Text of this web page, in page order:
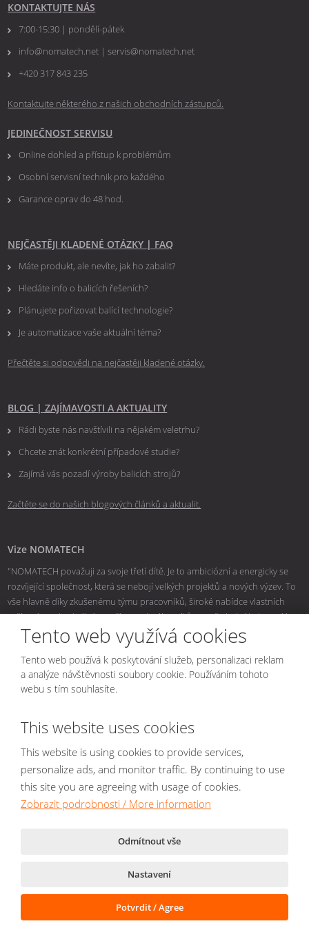
KONTAKTUJTE NÁS
7:00-15:30 | pondělí-pátek
info@nomatech.net | servis@nomatech.net
+420 317 843 235
Kontaktujte některého z našich obchodních zástupců.
JEDINEČNOST SERVISU
Online dohled a přístup k problémům
Osobní servisní technik pro každého
Garance oprav do 48 hod.
NEJČASTĚJI KLADENÉ OTÁZKY | FAQ
Máte produkt, ale nevíte, jak ho zabalit?
Hledáte info o balicích řešeních?
Plánujete pořizovat balící technologie?
Je automatizace vaše aktuální téma?
Přečtěte si odpovědi na nejčastěji kladené otázky.
BLOG | ZAJÍMAVOSTI A AKTUALITY
Rádi byste nás navštívili na nějakém veletrhu?
Chcete znát konkrétní případové studie?
Zajímá vás pozadí výroby balicích strojů?
Začtěte se do našich blogových článků a aktualit.
Vize NOMATECH
"NOMATECH považuji za svoje třetí dítě. Je to ambiciózní a energicky se
rozvíjející společnost, která se nebojí velkých projektů a nových výzev. To
vše hlavně díky zkušenému týmu pracovníků, široké nabídce vlastních
zařízení a individuálnímu přístupu k zákazníkům. Naše balicí linky vyvíjíme
a vyrábíme ve vlastních rozšířených výrobních prostorách a dodáváme je
do většiny odvětví průmyslu po celém světě. Naše řešení jsou spolehlivá,
výkonná a flexibilní. Samozřejmostí je česká kvalita a neustálé inovace
technologií. Naší prioritou je zdokonalování všech našich typů strojů tak,
aby odpovídaly aktuálním trendům. Vysoká kvalita servisních služeb je to,
Petr Houdek, CEO společnosti
© 2026, NOMATECH s.r.o.
Mapa stránek|Podmínky použití|Bezpečnost a ochrana osobních údajů
Tento web je chráněn pomocí Google ReCAPTCHA a platí pro něj
Tento web využívá cookies
Tento web používá k poskytování služeb, personalizaci reklam
a analýze návštěvnosti soubory cookie. Používáním tohoto
webu s tím souhlasíte.
This website uses cookies
This website is using cookies to provide services,
personalize ads, and monitor traffic. By continuing to use
this site you are agreeing with usage of cookies.
Zobrazit podrobnosti / More information
Odmítnout vše
Nastavení
Potvrdit / Agree